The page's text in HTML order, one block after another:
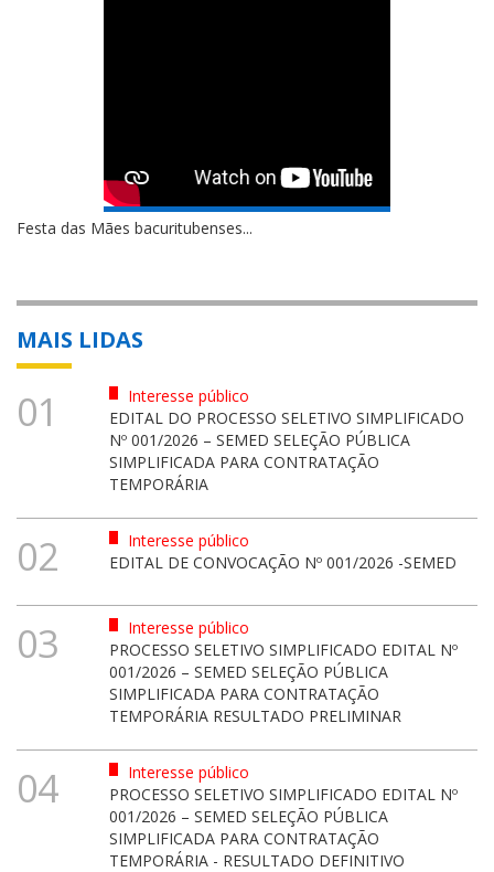
Festa das Mães bacuritubenses...
MAIS LIDAS
01
Interesse público
EDITAL DO PROCESSO SELETIVO SIMPLIFICADO
Nº 001/2026 – SEMED SELEÇÃO PÚBLICA
SIMPLIFICADA PARA CONTRATAÇÃO
TEMPORÁRIA
02
Interesse público
EDITAL DE CONVOCAÇÃO Nº 001/2026 -SEMED
03
Interesse público
PROCESSO SELETIVO SIMPLIFICADO EDITAL Nº
001/2026 – SEMED SELEÇÃO PÚBLICA
SIMPLIFICADA PARA CONTRATAÇÃO
TEMPORÁRIA RESULTADO PRELIMINAR
04
Interesse público
PROCESSO SELETIVO SIMPLIFICADO EDITAL Nº
001/2026 – SEMED SELEÇÃO PÚBLICA
SIMPLIFICADA PARA CONTRATAÇÃO
TEMPORÁRIA - RESULTADO DEFINITIVO